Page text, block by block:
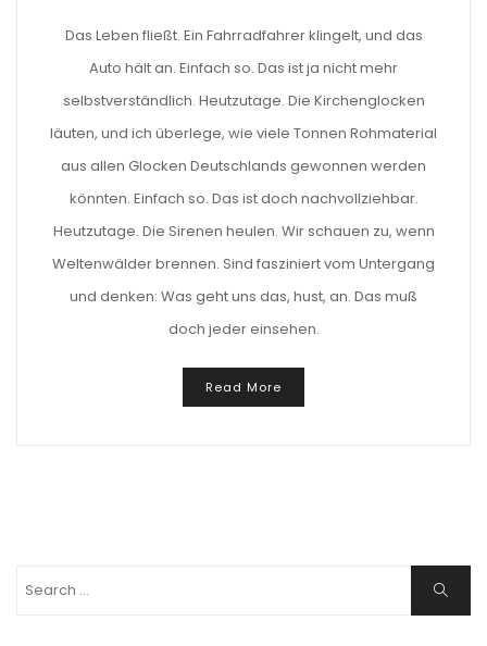
Das Leben fließt. Ein Fahrradfahrer klingelt, und das
Auto hält an. Einfach so. Das ist ja nicht mehr
selbstverständlich. Heutzutage. Die Kirchenglocken
läuten, und ich überlege, wie viele Tonnen Rohmaterial
aus allen Glocken Deutschlands gewonnen werden
könnten. Einfach so. Das ist doch nachvollziehbar.
Heutzutage. Die Sirenen heulen. Wir schauen zu, wenn
Weltenwälder brennen. Sind fasziniert vom Untergang
und denken: Was geht uns das, hust, an. Das muß
doch jeder einsehen.
Read More
Search